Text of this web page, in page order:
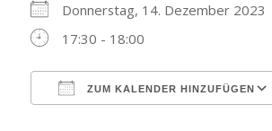
Donnerstag, 14. Dezember 2023
17:30 - 18:00
ZUM KALENDER HINZUFÜGEN